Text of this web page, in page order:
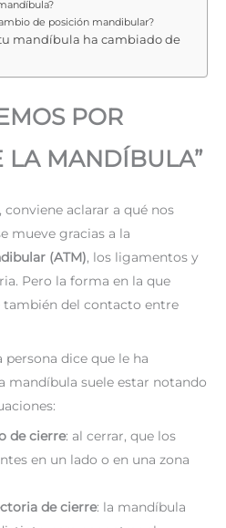
de posición mandibular?
mandíbula ha cambiado de
POR
LA MANDÍBULA”
conviene aclarar a qué nos
mueve gracias a la
(ATM), los ligamentos y
Pero la forma en la que
también del contacto entre
persona dice que le ha
mandíbula suele estar notando
de cierre: al cerrar, que los
en un lado o en una zona
de cierre: la mandíbula